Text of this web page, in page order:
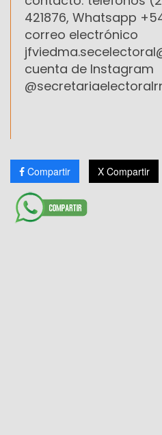
421876, Whatsapp
correo electrónico
cuenta de Instagram
Compartir X Compartir